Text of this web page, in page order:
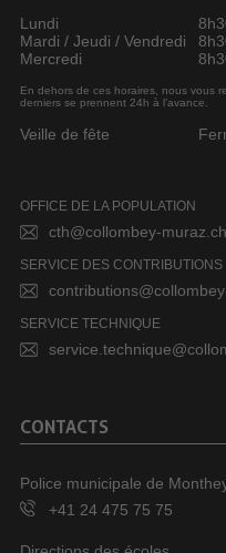
Lundi
Mardi / Jeudi / Vendredi
Mercredi
En dehors de ces horaires, nous vous
derniers se prennent 24h à l’avance.
Veille de fête
OFFICE DE LA POPULATION
cth@collombey-muraz.ch
SERVICE DES CONTRIBUTIONS
SERVICE TECHNIQUE
CONTACTS
Police municipale de
+41 24 475 75 75